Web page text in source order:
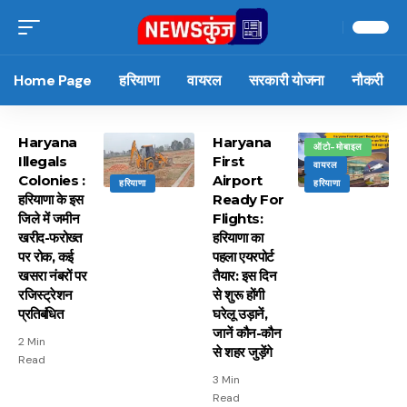
Home Page हरियाणा वायरल सरकारी योजना नौकरी
हरियाणा
Haryana
Illegals
Colonies :
हरियाणा के इस
जिले में जमीन
खरीद-फरोख्त
पर रोक, कई
खसरा नंबरों पर
रजिस्ट्रेशन
प्रतिबंधित
2 Min
Read
ऑटो-मोबाइल
वायरल
हरियाणा
Haryana
First
Airport
Ready For
Flights:
हरियाणा का
पहला एयरपोर्ट
तैयार: इस दिन
से शुरू होंगी
घरेलू उड़ानें,
जानें कौन-कौन
से शहर जुड़ेंगे
3 Min
Read